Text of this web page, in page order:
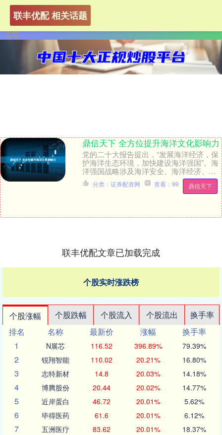
联丰优配 相关话题
鼎信天下 全方位提升海洋文化影响力
党的二十大报告提出，“发展海洋经济，保
护海洋生态环境，加快建设海洋强国”。海
洋强国战略涉及海洋安全、海洋经济、海
洋文化等诸多领域，其中，海洋文化体现
着关于海洋的....
鼎信天下
分类：证券配资网 查看：99
联丰优配文章已加载完成
个股实时涨跌榜
个股涨幅 个股跌幅 个股流入 个股流出
换手率
排名
名称 最新价 涨幅
换手率
1
N展芯 116.52 396.89% 79.39%
2 锐翔智能 110.02 20.21% 16.80%
3 志特新材 14.8 20.03% 14.18%
4 博腾股份 20.44 20.02% 14.77%
5 近岸蛋白 46.72 20.01% 5.62%
6 毕得医药 61.6 20.01% 6.12%
7 五洲医疗 83.62 20.01% 18.37%